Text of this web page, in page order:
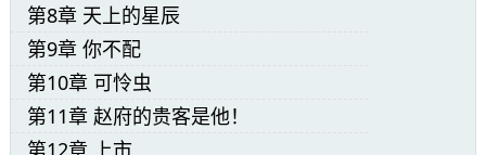
房门开了一条缝，周红颜想拉开门，突然想
到有点不妥又把门关上了。
“还是别开门了，万一误会了咱们两个。”
第8章 天上的星辰
第9章 你不配
第10章 可怜虫
第11章 赵府的贵客是他！
第12章 上市